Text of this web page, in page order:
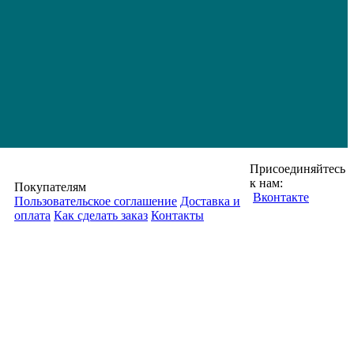
Покупателям
Пользовательское соглашение Доставка и
оплата Как сделать заказ Контакты
Присоединяйтесь
к нам:
Вконтакте